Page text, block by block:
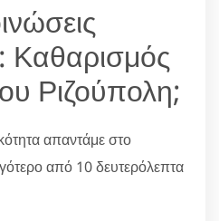
Καθαρισμός
Ριζούπολη;
απαντάμε στο
από 10 δευτερόλεπτα